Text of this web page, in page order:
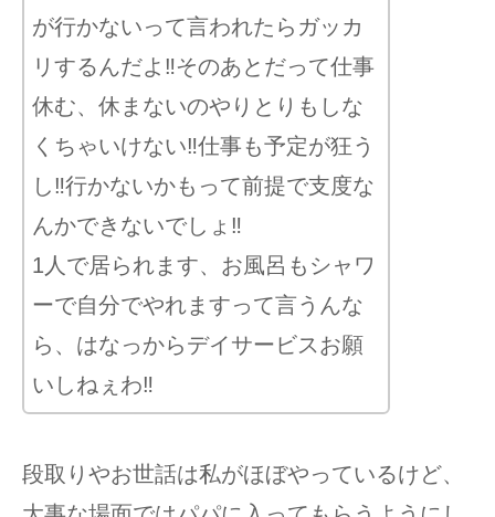
が行かないって言われたらガッカ
リするんだよ‼︎そのあとだって仕事
休む、休まないのやりとりもしな
くちゃいけない‼︎仕事も予定が狂う
し‼︎行かないかもって前提で支度な
んかできないでしょ‼︎
1人で居られます、お風呂もシャワ
ーで自分でやれますって言うんな
ら、はなっからデイサービスお願
いしねぇわ‼︎
段取りやお世話は私がほぼやっているけど、